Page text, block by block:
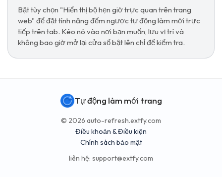
Bật tùy chọn "Hiển thị bộ hẹn giờ trực quan trên trang
web" để đặt tính năng đếm ngược tự động làm mới trực
tiếp trên tab. Kéo nó vào nơi bạn muốn, lưu vị trí và
không bao giờ mở lại cửa sổ bật lên chỉ để kiểm tra.
Tự động làm mới trang
© 2026 auto-refresh.extfy.com
Điều khoản & Điều kiện
Chính sách bảo mật
liên hệ: support@extfy.com